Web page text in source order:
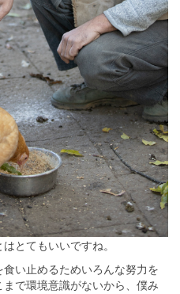
とてもいいですね。
い止めるためいろんな努力を
で環境意識がないから、僕み